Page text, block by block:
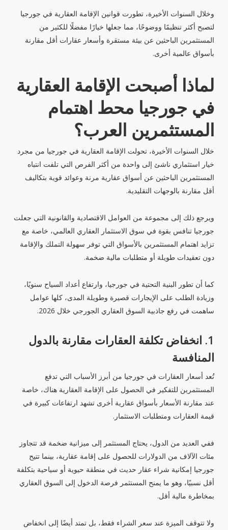
وخلال السنوات الأخيرة، تطورت قوانين الإقامة العقارية في جورجيا
لتصبح أكثر تنظيمًا ووضوحًا، مما جعلها خيارًا مفضلًا للكثير من
المستثمرين الباحثين عن بيئة مستقرة وأسعار عقارات أقل مقارنة
بأسواق عالمية أخرى.
لماذا أصبحت الإقامة العقارية
في جورجيا محط اهتمام
المستثمرين العرب؟
خلال السنوات الأخيرة، تحولت الإقامة العقارية في جورجيا من مجرد
خيار استثماري ناشئ إلى واحدة من أكثر الفرص التي تلفت انتباه
المستثمرين الباحثين عن أسواق عقارية مرنة وعوائد قوية بتكاليف
أقل مقارنة بالوجهات التقليدية.
ويرجع ذلك إلى مجموعة من العوامل الاقتصادية والقانونية التي جعلت
جورجيا تنافس بقوة في سوق الاستثمار العقاري العالمي، خاصة مع
تزايد اهتمام المستثمرين بالأسواق التي توفر سهولة التملك والإقامة
دون تعقيدات طويلة أو متطلبات مالية ضخمة.
كما أن تطور البنية التحتية في جورجيا، وارتفاع أعداد السياح سنويًا،
وزيادة الطلب على الإيجارات قصيرة وطويلة المدى، كلها عوامل
ساهمت في رفع جاذبية السوق العقاري الجورجي خلال 2026.
1. انخفاض تكلفة العقارات مقارنة بالدول
المنافسة
تُعد أسعار العقارات في جورجيا من أبرز الأسباب التي تدفع
المستثمرين للتفكير في الحصول على الإقامة العقارية هناك، خاصة
عند مقارنة الأسعار بأسواق عقارية أخرى تشهد ارتفاعات كبيرة في
قيمة العقارات ومتطلبات الاستثمار.
ففي العديد من الدول، يحتاج المستثمر إلى ميزانية ضخمة قد تتجاوز
مئات الآلاف من الدولارات للحصول على إقامة عقارية، بينما تتيح
جورجيا إمكانية شراء عقار حديث في منطقة حيوية أو سياحية بتكلفة
أقل نسبيًا، وهو ما يمنح المستثمر فرصة الدخول إلى السوق العقاري
بمخاطرة مالية أقل.
ولا تتوقف الميزة عند سعر الشراء فقط، بل تمتد أيضًا إلى انخفاض